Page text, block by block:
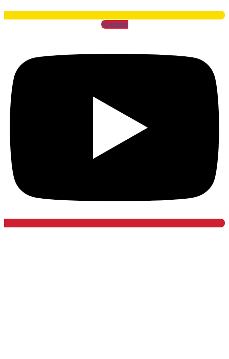
Youtube